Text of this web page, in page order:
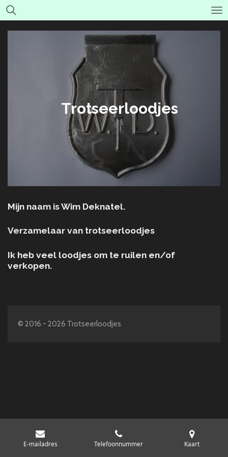
Ga
direct
naar
Trotseerloodjes
Mijn naam is Wim Deknatel.
Verzamelaar van trotseerloodjes
Ik heb veel loodjes om te ruilen en/of
verkopen.
© 2016 - 2026 Trotseerloodjes
E-mailadres Telefoonnummer Kaart